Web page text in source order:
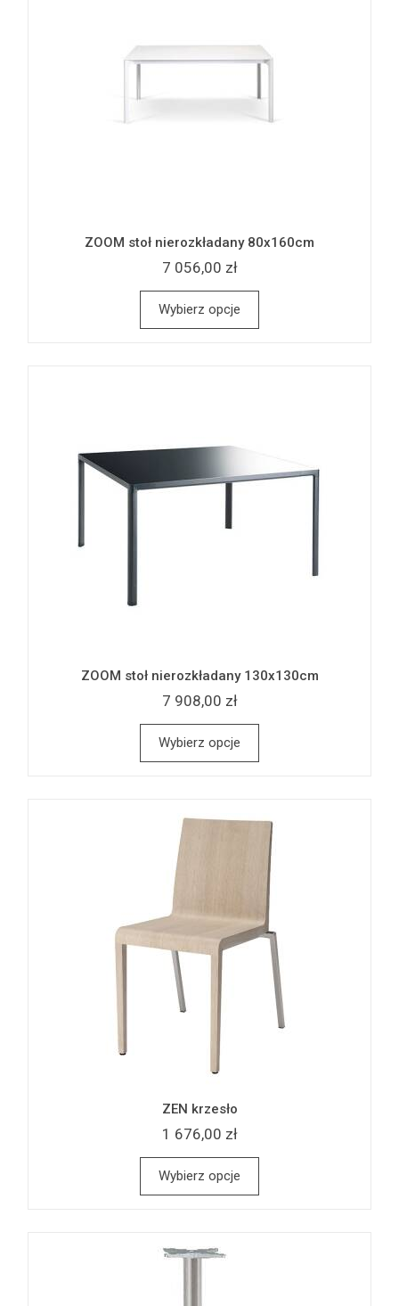
ZOOM stoł nierozkładany 80x160cm
7 056,00 zł
Wybierz opcje
ZOOM stoł nierozkładany 130x130cm
7 908,00 zł
Wybierz opcje
ZEN krzesło
1 676,00 zł
Wybierz opcje